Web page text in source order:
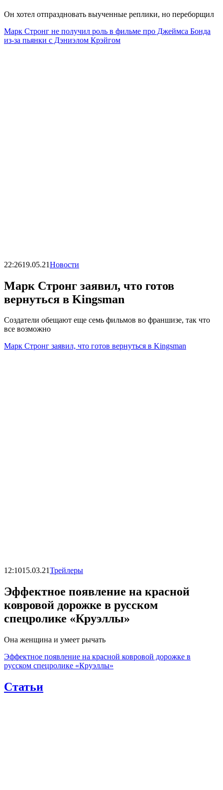
Он хотел отпраздновать выученные реплики, но переборщил
Марк Стронг не получил роль в фильме про Джеймса Бонда
из-за пьянки с Дэниэлом Крэйгом
22:2619.05.21Новости
Марк Стронг заявил, что готов
вернуться в Kingsman
Создатели обещают еще семь фильмов во франшизе, так что
все возможно
Марк Стронг заявил, что готов вернуться в Kingsman
12:1015.03.21Трейлеры
Эффектное появление на красной
ковровой дорожке в русском
спецролике «Круэллы»
Она женщина и умеет рычать
Эффектное появление на красной ковровой дорожке в
русском спецролике «Круэллы»
Статьи